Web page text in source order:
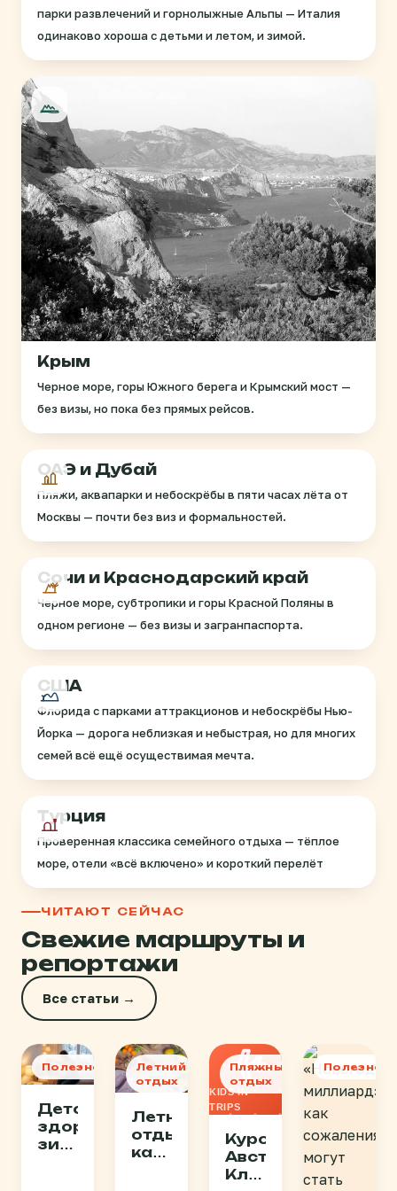
парки развлечений и горнолыжные Альпы — Италия
одинаково хороша с детьми и летом, и зимой.
Крым
Черное море, горы Южного берега и Крымский мост —
без визы, но пока без прямых рейсов.
ОАЭ и Дубай
Пляжи, аквапарки и небоскрёбы в пяти часах лёта от
Москвы — почти без виз и формальностей.
Сочи и Краснодарский край
Черное море, субтропики и горы Красной Поляны в
одном регионе — без визы и загранпаспорта.
США
Флорида с парками аттракционов и небоскрёбы Нью-
Йорка — дорога неблизкая и небыстрая, но для многих
семей всё ещё осуществимая мечта.
Турция
Проверенная классика семейного отдыха — тёплое
море, отели «всё включено» и короткий перелёт
ЧИТАЮТ СЕЙЧАС
Свежие маршруты и
репортажи
Все статьи →
Полезное
Детское
здоровье
зимой
Летний
отдых
Летний
отдых:
как
Пляжный
отдых
KIDS IN
TRIPS
Курорты
Австрии:
Клопайнер
Полезное